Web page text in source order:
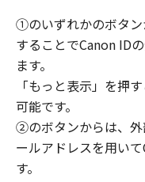
①のいずれかのボタ
することでCanon ID
ます。
「もっと表示」を押
可能です。
②のボタンからは、外
ールアドレスを用い
す。